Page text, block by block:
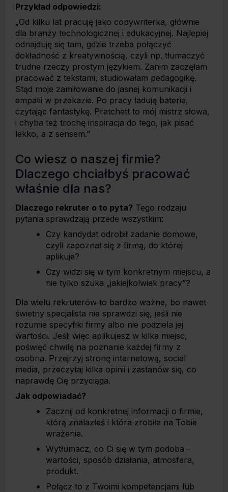
Przykład odpowiedzi:
„Od kilku lat pracuję jako copywriterka, głównie
dla branży technologicznej i edukacyjnej. Najlepiej
odnajduję się tam, gdzie trzeba połączyć
dokładność z kreatywnością, czyli np. tłumaczyć
trudne rzeczy prostym językiem. Zanim zaczęłam
pracować z tekstami, studiowałam pedagogikę.
Stąd moje zamiłowanie do jasnej komunikacji i
empatii w przekazie. Po pracy ładuję baterie,
czytając fantastykę. Pratchett to mój mistrz słowa,
i chyba też trochę inspiracja do tego, jak pisać
lekko, a z sensem.”
Co wiesz o naszej firmie?
Dlaczego chciałbyś pracować
właśnie dla nas?
Dlaczego rekruter o to pyta? Tego rodzaju
pytania sprawdzają przede wszystkim:
Czy kandydat odrobił zadanie domowe,
czyli zapoznał się z firmą, do której
aplikuje?
Czy widzi się w tym konkretnym miejscu, a
nie tylko szuka „jakiejkolwiek pracy”?
Dla wielu rekruterów to bardzo ważne, bo nawet
świetny specjalista nie sprawdzi się, jeśli nie
rozumie specyfiki firmy albo nie podziela jej
wartości. Jeśli więc aplikujesz w kilka miejsc,
poświęć chwilę na poznanie każdej firmy z
osobna. Przejrzyj stronę internetową, social
media, przeczytaj kilka opinii i zastanów się, co
naprawdę Cię przyciąga.
Jak odpowiadać?
Zacznij od konkretnej informacji o firmie,
którą znalazłeś i która zrobiła na Tobie
wrażenie.
Wytłumacz, co Ci się w tym podoba –
wartości, sposób działania, atmosfera,
produkt.
Połącz to z Twoimi kompetencjami lub